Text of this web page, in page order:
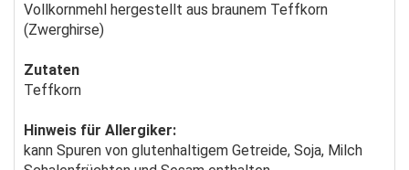
Vollkornmehl hergestellt aus braunem Teffkorn
(Zwerghirse)
Zutaten
Teffkorn
Hinweis für Allergiker:
kann Spuren von glutenhaltigem Getreide, Soja, Milch